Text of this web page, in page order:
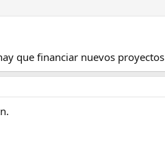
que financiar nuevos proyectos